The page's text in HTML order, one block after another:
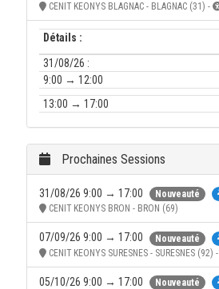
CENIT KEONYS BLAGNAC - BLAGNAC (31) -
Détails :
31/08/26 :
9:00 → 12:00
13:00 → 17:00
Prochaines Sessions
31/08/26 9:00 → 17:00 Nouveauté
CENIT KEONYS BRON - BRON (69)
07/09/26 9:00 → 17:00 Nouveauté
CENIT KEONYS SURESNES - SURESNES (92) -
05/10/26 9:00 → 17:00 Nouveauté